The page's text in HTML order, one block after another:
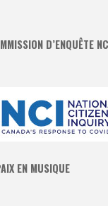
D’ENQUÊTE
EN MUSIQUE